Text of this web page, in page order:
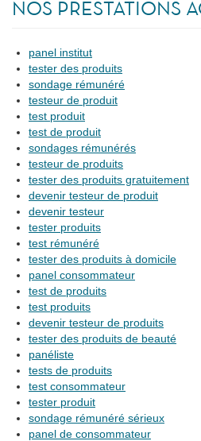
NOS PRESTATIONS
panel institut
tester des produits
sondage rémunéré
testeur de produit
test produit
test de produit
sondages rémunérés
testeur de produits
tester des produits gratuitement
devenir testeur de produit
devenir testeur
tester produits
test rémunéré
tester des produits à domicile
panel consommateur
test de produits
test produits
devenir testeur de produits
tester des produits de beauté
panéliste
tests de produits
test consommateur
tester produit
sondage rémunéré sérieux
panel de consommateur